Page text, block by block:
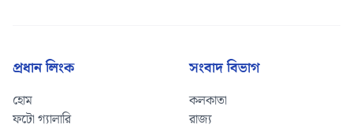
প্রধান লিংক
হোম
ফটো গ্যালারি
সংবাদ বিভাগ
কলকাতা
রাজ্য